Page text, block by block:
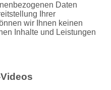
Daten
Ihrer
wir Ihnen keinen
Inhalte und Leistungen